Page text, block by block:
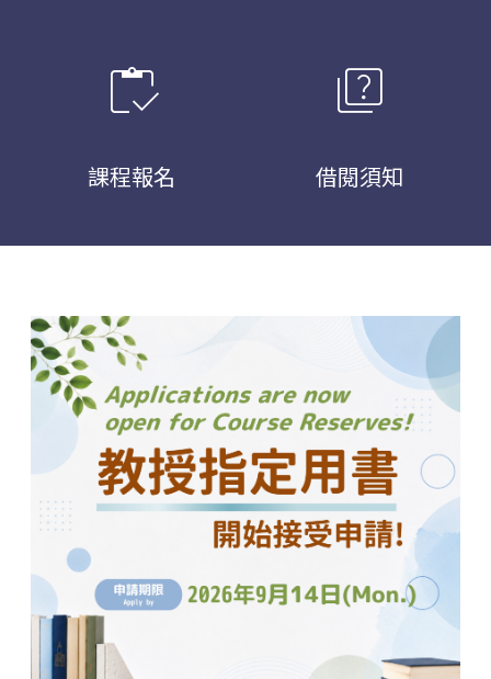
inventory
課程報名
quiz
借閱須知